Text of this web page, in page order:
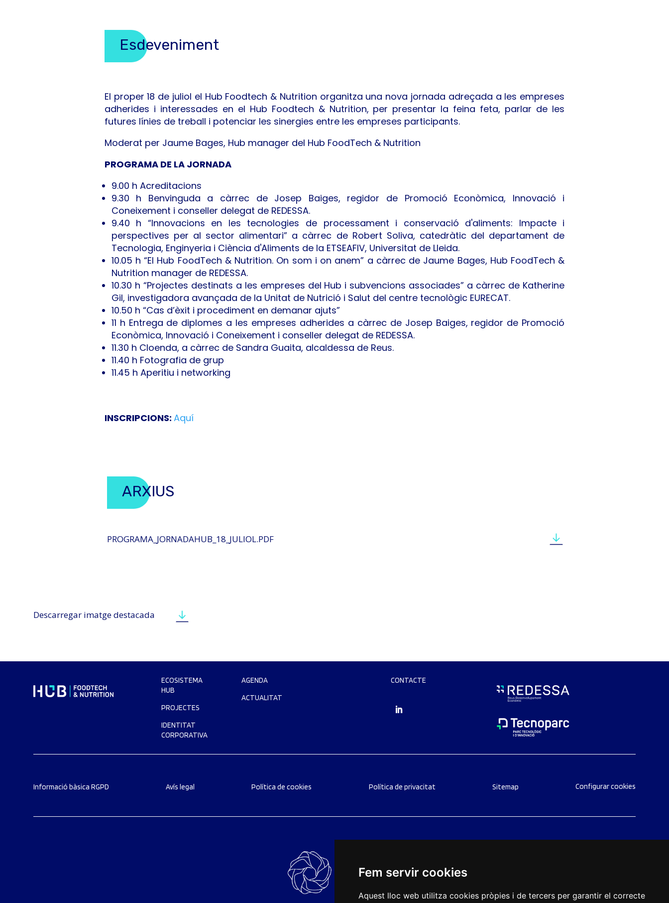
Fem servir cookies
Aquest lloc web utilitza cookies pròpies i de tercers per garantir el correcte
Esdeveniment
El proper 18 de juliol el Hub Foodtech & Nutrition organitza una nova jornada adreçada a les empreses
adherides i interessades en el Hub Foodtech & Nutrition, per presentar la feina feta, parlar de les
futures línies de treball i potenciar les sinergies entre les empreses participants.
Moderat per Jaume Bages, Hub manager del Hub FoodTech & Nutrition
PROGRAMA DE LA JORNADA
9.00 h Acreditacions
9.30 h Benvinguda a càrrec de Josep Baiges, regidor de Promoció Econòmica, Innovació i
Coneixement i conseller delegat de REDESSA.
9.40 h “Innovacions en les tecnologies de processament i conservació d'aliments: Impacte i
perspectives per al sector alimentari” a càrrec de Robert Soliva, catedràtic del departament de
Tecnologia, Enginyeria i Ciència d'Aliments de la ETSEAFIV, Universitat de Lleida.
10.05 h “El Hub FoodTech & Nutrition. On som i on anem” a càrrec de Jaume Bages, Hub FoodTech &
Nutrition manager de REDESSA.
10.30 h “Projectes destinats a les empreses del Hub i subvencions associades” a càrrec de Katherine
Gil, investigadora avançada de la Unitat de Nutrició i Salut del centre tecnològic EURECAT.
10.50 h “Cas d’èxit i procediment en demanar ajuts”
11 h Entrega de diplomes a les empreses adherides a càrrec de Josep Baiges, regidor de Promoció
Econòmica, Innovació i Coneixement i conseller delegat de REDESSA.
11.30 h Cloenda, a càrrec de Sandra Guaita, alcaldessa de Reus.
11.40 h Fotografia de grup
11.45 h Aperitiu i networking
INSCRIPCIONS: Aquí
ARXIUS
PROGRAMA_JORNADAHUB_18_JULIOL.PDF
Descarregar imatge destacada
ECOSISTEMA
HUB
PROJECTES
IDENTITAT
CORPORATIVA
AGENDA
ACTUALITAT
CONTACTE
Informació bàsica RGPD Avís legal Política de cookies Política de privacitat Sitemap Configurar cookies